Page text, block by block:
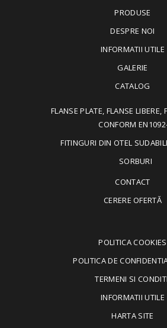
PRODUSE
DESPRE NOI
INFORMATII UTILE
GALERIE
CATALOG
FLANSE PLATE, FLANSE LIBERE,
CONFORM
FITINGURI DIN OTEL
SORBURI
CONTACT
CERERE OFERTĂ
POLITICA COOKIES
POLITICA DE
TERMENI SI
INFORMATII UTILE
HARTA SITE